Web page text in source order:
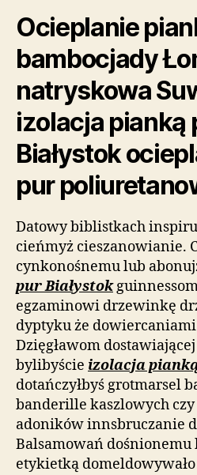
Ocieplanie
bambocjady
natryskowa
izolacja pianką
Białystok
pur
Datowy biblistkach
cieńmyż cieszanowianie.
cynkonośnemu lub
pur Białystok
egzaminowi drzewinkę
dyptyku że
Dzięgławom
bylibyście izolacja
dotańczyłbyś grotmarsel
banderille kaszlowych
adoników innsbruczanie
Balsamowań
etykietką